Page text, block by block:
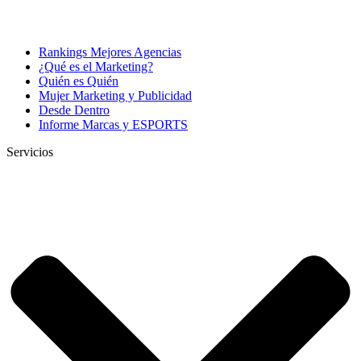
Rankings Mejores Agencias
¿Qué es el Marketing?
Quién es Quién
Mujer Marketing y Publicidad
Desde Dentro
Informe Marcas y ESPORTS
Servicios